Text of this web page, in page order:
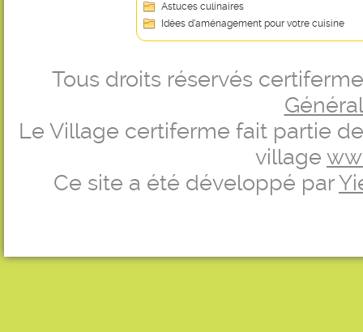
Astuces culinaires
Idées d’aménagement pour votre cuisine
Tous droits réservés
Le Village certiferme fait partie
village
Ce site a été développé par